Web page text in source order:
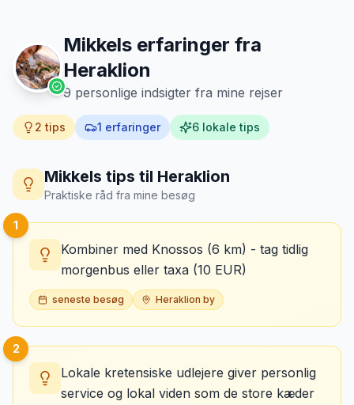
Mikkels erfaringer fra
Heraklion
9 personlige indsigter fra mine rejser
2 tips 1 erfaringer 6 lokale tips
Mikkels tips til Heraklion
Praktiske råd fra mine besøg
1
Kombiner med Knossos (6 km) - tag tidlig
morgenbus eller taxa (10 EUR)
seneste besøg Heraklion by
2
Lokale kretensiske udlejere giver personlig
service og lokal viden som de store kæder